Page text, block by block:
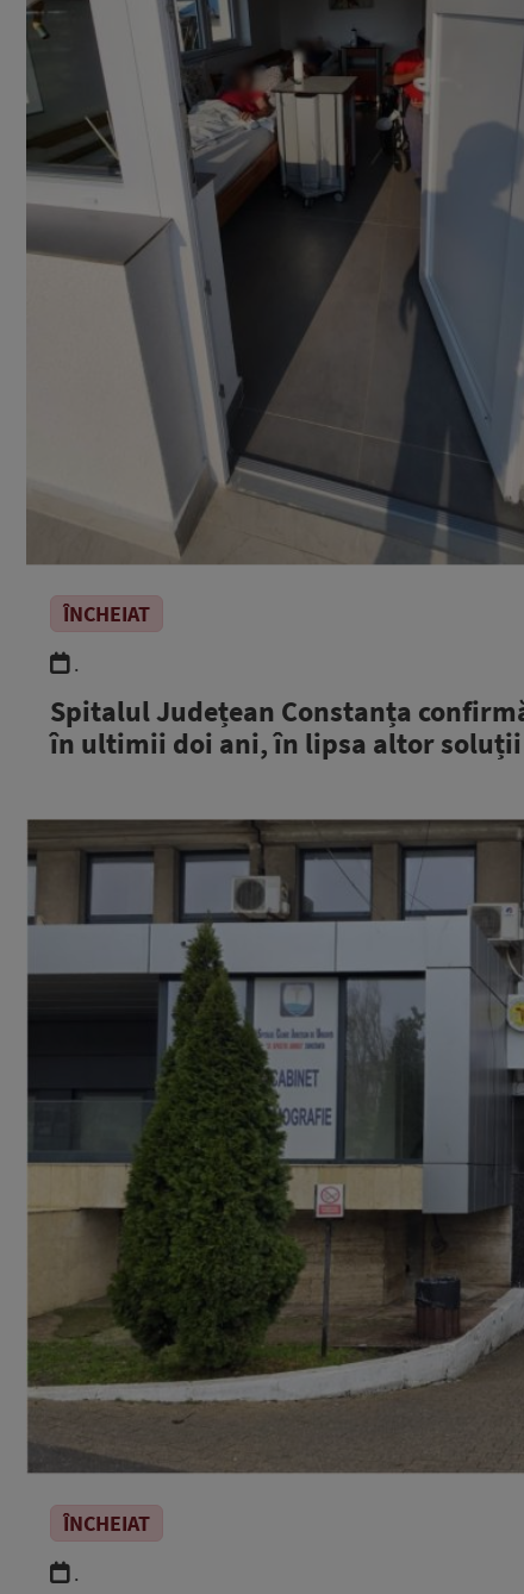
ÎNCHEIAT
.
Spitalul Județean Constanța
în ultimii doi ani, în lipsa altor soluții
ÎNCHEIAT
.